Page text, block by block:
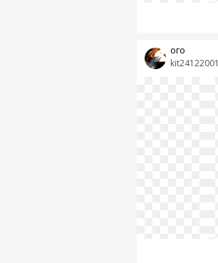
kit24122001
ого